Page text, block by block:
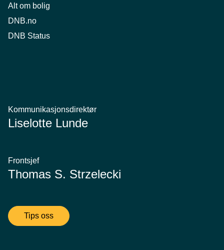
Alt om bolig
DNB.no
DNB Status
Kommunikasjonsdirektør
Liselotte Lunde
Frontsjef
Thomas S. Strzelecki
Tips oss